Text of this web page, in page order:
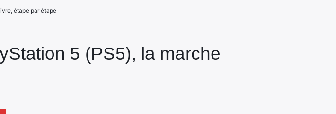
5 (PS5), la marche
étape par étape